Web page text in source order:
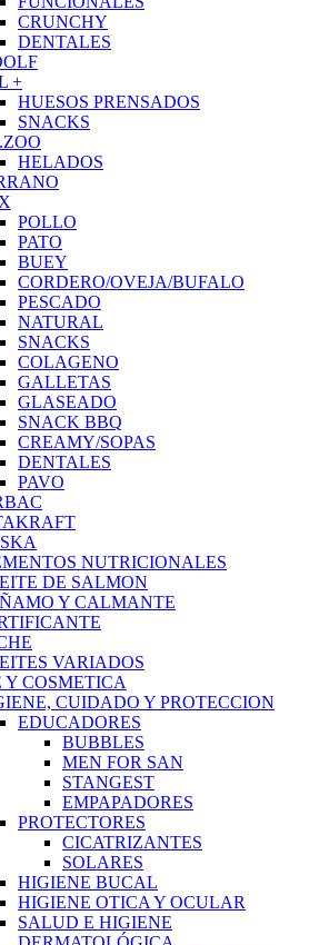
CRUNCHY
DENTALES
+
HUESOS PRENSADOS
SNACKS
HELADOS
POLLO
PATO
BUEY
CORDERO/OVEJA/BUFALO
PESCADO
NATURAL
SNACKS
COLAGENO
GALLETAS
GLASEADO
SNACK BBQ
CREAMY/SOPAS
DENTALES
PAVO
NUTRICIONALES
DE SALMON
Y CALMANTE
VARIADOS
Y COSMETICA
CUIDADO Y PROTECCION
EDUCADORES
BUBBLES
MEN FOR SAN
STANGEST
EMPAPADORES
PROTECTORES
CICATRIZANTES
SOLARES
HIGIENE BUCAL
HIGIENE OTICA Y OCULAR
SALUD E HIGIENE